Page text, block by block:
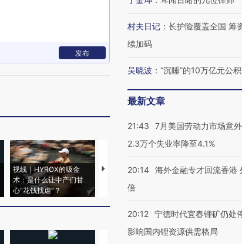
发布
视线｜HYROX的吸金
术：是什么让中产们甘
心“花钱找虐”？
马航飞行员跨国走私7万
视线｜被称为
村夫日记 ： 长护险覆盖全国 筹
续加码
吴晓波 ： “沉睡”的10万亿元公
最新文章
21:43
7月美国劳动力市场意
2.3万个失业率降至4.1%
20:14 海外金融专才回流香港
倍
20:12 宁德时代宜春锂矿仍处
影响国内锂资源供需格局